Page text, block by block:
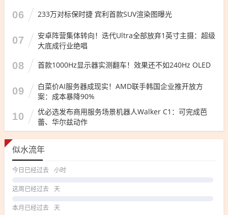
06 233万对标保时捷 宾利首款SUV渲染图曝光
07
安卓阵营集体转向！迭代Ultra全部放弃1英寸主摄：超级
大底成行业绝唱
08 首款1000Hz显示器实测翻车！效果还不如240Hz OLED
09
白菜价AI服务器成现实！AMD联手韩国企业推开放方
案：成本暴降90%
10
优必选发布商用服务场景机器人Walker C1：可完成芭
蕾、华尔兹动作
似水流年
今日已经过去 小时
这周已经过去 天
本月已经过去 天